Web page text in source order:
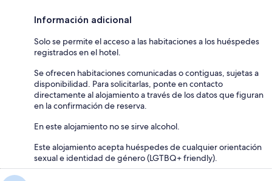
Información adicional
Solo se permite el acceso a las habitaciones a los huéspedes
registrados en el hotel.
Se ofrecen habitaciones comunicadas o contiguas, sujetas a
disponibilidad. Para solicitarlas, ponte en contacto
directamente al alojamiento a través de los datos que figuran
en la confirmación de reserva.
En este alojamiento no se sirve alcohol.
Este alojamiento acepta huéspedes de cualquier orientación
sexual e identidad de género (LGTBQ+ friendly).